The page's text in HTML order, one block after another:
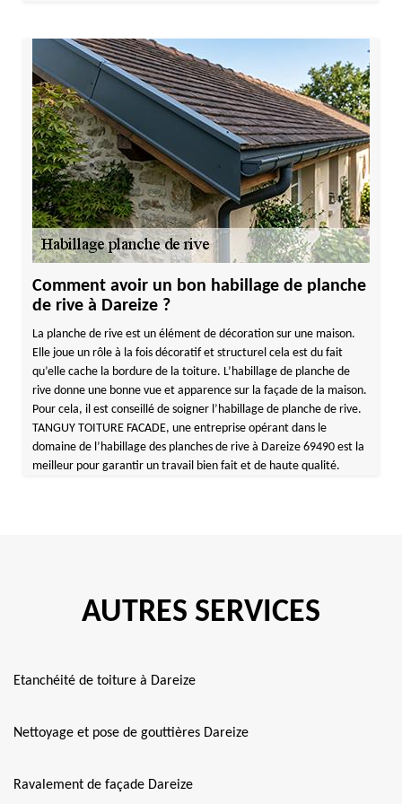
Comment avoir un bon habillage de planche
de rive à Dareize ?
La planche de rive est un élément de décoration sur une maison.
Elle joue un rôle à la fois décoratif et structurel cela est du fait
qu’elle cache la bordure de la toiture. L’habillage de planche de
rive donne une bonne vue et apparence sur la façade de la maison.
Pour cela, il est conseillé de soigner l’habillage de planche de rive.
TANGUY TOITURE FACADE, une entreprise opérant dans le
domaine de l’habillage des planches de rive à Dareize 69490 est la
meilleur pour garantir un travail bien fait et de haute qualité.
AUTRES SERVICES
Etanchéité de toiture à Dareize
Nettoyage et pose de gouttières Dareize
Ravalement de façade Dareize